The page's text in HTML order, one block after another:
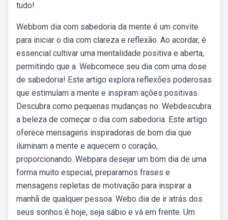
tudo!
Webbom dia com sabedoria da mente é um convite
para iniciar o dia com clareza e reflexão. Ao acordar, é
essencial cultivar uma mentalidade positiva e aberta,
permitindo que a. Webcomece seu dia com uma dose
de sabedoria! Este artigo explora reflexões poderosas
que estimulam a mente e inspiram ações positivas.
Descubra como pequenas mudanças no. Webdescubra
a beleza de começar o dia com sabedoria. Este artigo
oferece mensagens inspiradoras de bom dia que
iluminam a mente e aquecem o coração,
proporcionando. Webpara desejar um bom dia de uma
forma muito especial, preparamos frases e
mensagens repletas de motivação para inspirar a
manhã de qualquer pessoa. Webo dia de ir atrás dos
seus sonhos é hoje, seja sábio e vá em frente. Um